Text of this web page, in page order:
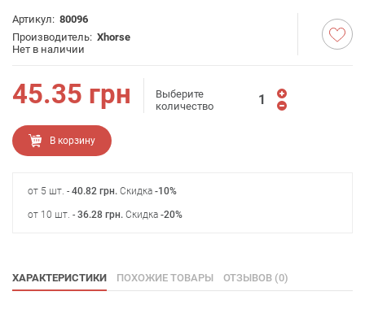
Артикул: 80096
Производитель: Xhorse
Нет в наличии
45.35 грн
Выберите
количество
В корзину
от 5 шт. - 40.82 грн. Скидка -10%
от 10 шт. - 36.28 грн. Скидка -20%
ХАРАКТЕРИСТИКИ ПОХОЖИЕ ТОВАРЫ ОТЗЫВОВ (0)